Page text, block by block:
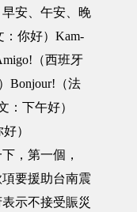
早安、午安、晚
：你好）Kam-
（西班牙
Bonjour!（法
：下午好）
）
，第一個，
要援助台南震
示不接受賑災